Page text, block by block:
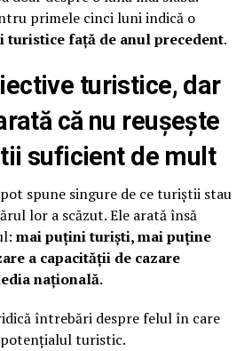
primele cinci luni indică o
turistice față de anul precedent.
turistice, dar
că nu reușește
suficient de mult
spune singure de ce turiștii stau
lor a scăzut. Ele arată însă
mai puțini turiști, mai puține
a capacității de cazare
națională.
întrebări despre felul în care
turistic.